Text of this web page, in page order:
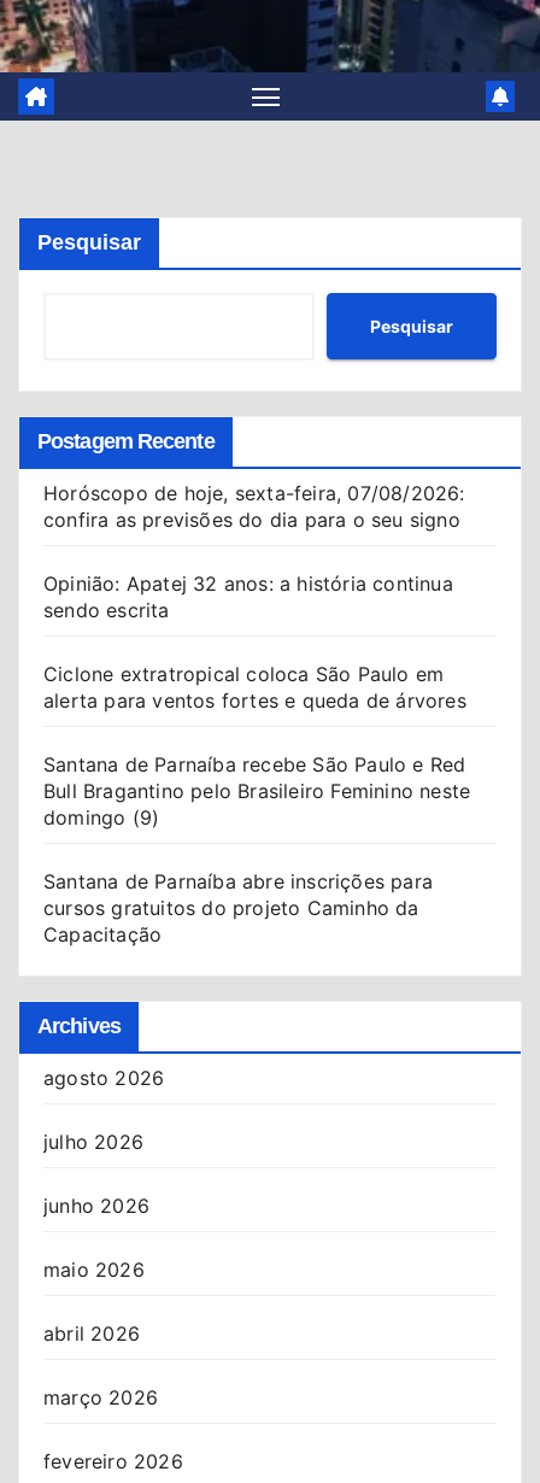
Pesquisar
Pesquisar
Postagem Recente
Horóscopo de hoje, sexta-feira, 07/08/2026:
confira as previsões do dia para o seu signo
Opinião: Apatej 32 anos: a história continua
sendo escrita
Ciclone extratropical coloca São Paulo em
alerta para ventos fortes e queda de árvores
Santana de Parnaíba recebe São Paulo e Red
Bull Bragantino pelo Brasileiro Feminino neste
domingo (9)
Santana de Parnaíba abre inscrições para
cursos gratuitos do projeto Caminho da
Capacitação
Archives
agosto 2026
julho 2026
junho 2026
maio 2026
abril 2026
março 2026
fevereiro 2026